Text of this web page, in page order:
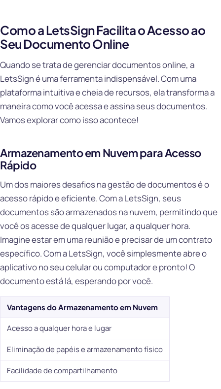
Como a LetsSign Facilita o Acesso ao
Seu Documento Online
Quando se trata de gerenciar documentos online, a
LetsSign é uma ferramenta indispensável. Com uma
plataforma intuitiva e cheia de recursos, ela transforma a
maneira como você acessa e assina seus documentos.
Vamos explorar como isso acontece!
Armazenamento em Nuvem para Acesso
Rápido
Um dos maiores desafios na gestão de documentos é o
acesso rápido e eficiente. Com a LetsSign, seus
documentos são armazenados na nuvem, permitindo que
você os acesse de qualquer lugar, a qualquer hora.
Imagine estar em uma reunião e precisar de um contrato
específico. Com a LetsSign, você simplesmente abre o
aplicativo no seu celular ou computador e pronto! O
documento está lá, esperando por você.
Vantagens do Armazenamento em Nuvem
Acesso a qualquer hora e lugar
Eliminação de papéis e armazenamento físico
Facilidade de compartilhamento